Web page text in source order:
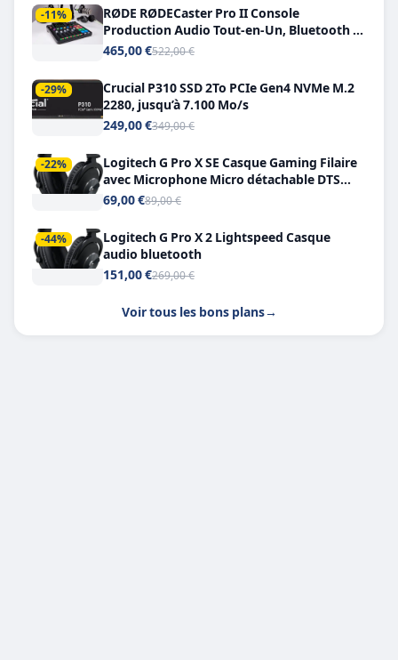
-11%
RØDE RØDECaster Pro II Console
Production Audio Tout-en-Un, Bluetooth et
Double USB-C
465,00 €522,00 €
-29%
Crucial P310 SSD 2To PCIe Gen4 NVMe M.2
2280, jusqu’à 7.100 Mo/s
249,00 €349,00 €
-22%
Logitech G Pro X SE Casque Gaming Filaire
avec Microphone Micro détachable DTS
Headphone X 7.1
69,00 €89,00 €
-44%
Logitech G Pro X 2 Lightspeed Casque
audio bluetooth
151,00 €269,00 €
Voir tous les bons plans→